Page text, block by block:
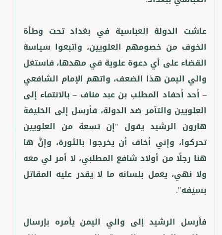
عاشت الدولة العباسية في بغداد تحت وطأة
الخوف من خصومهم العلويين، واتبعوا سياسة
القضاء على أي دعوة علوية في مهدها، فاستغل
والي اليمن هذا الضعف، واتهم الإمام الشافعي
– أحد أحفاد المطلب بن عبد مناف – بالانتماء إلى
العلويين والتآمر ضد الدولة، فأرسل إلى الخليفة
هارون الرشيد يقول "إن تسعة من العلويين
تحركوا، وإني أخاف أن يخرجوا بالثورة، وإنَّ ها
هنا رجلًا من أولاد شافع المطلبي، لا أمر لي معه
ولا نهي، يعمل بلسانه ما لا يقدر عليه المقاتل
فأرسل الرشيد إلى والي اليمن يأمره بإرسال